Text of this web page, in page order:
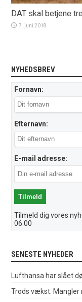
DAT skal betjene
7. juni 2018
NYHEDSBREV
Fornavn:
Efternavn:
E-mail adresse:
Tilmeld dig vores
06:00
SENESTE NYHEDER
Lufthansa har slået
Trods vækst: